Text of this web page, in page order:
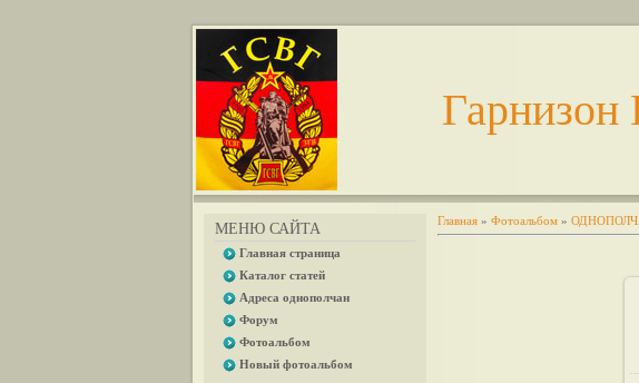
Гарнизон
МЕНЮ САЙТА
Главная страница
Каталог статей
Адреса однополчан
Форум
Фотоальбом
Новый фотоальбом
Главная » Фотоальбом »